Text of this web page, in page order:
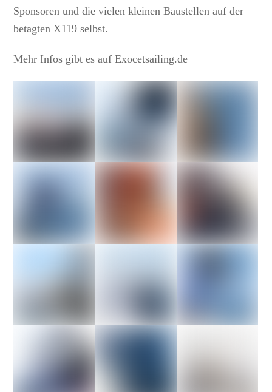
Sponsoren und die vielen kleinen Baustellen auf der
betagten X119 selbst.
Mehr Infos gibt es auf Exocetsailing.de